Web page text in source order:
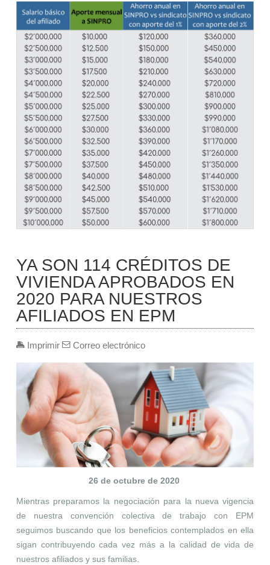
YA SON 114 CRÉDITOS DE
VIVIENDA APROBADOS EN
2020 PARA NUESTROS
AFILIADOS EN EPM
Imprimir Correo electrónico
26 de octubre de 2020
Mientras preparamos la negociación para la nueva vigencia
de nuestra convención colectiva de trabajo con EPM
seguimos buscando que los beneficios contemplados en ella
sigan contribuyendo cada vez más a la calidad de vida de
nuestros afiliados y sus familias.